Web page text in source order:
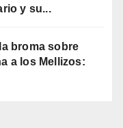
y su...
broma sobre
a los Mellizos: